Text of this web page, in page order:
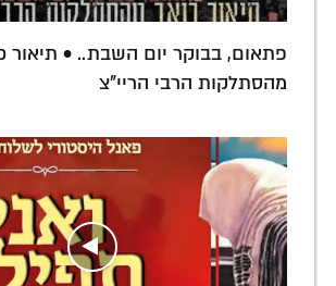
פתאום, בבוקר יום השבת.. • תיאור
מהסתלקות הרבי הריי"צ